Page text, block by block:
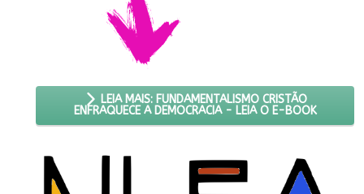
LEIA MAIS: FUNDAMENTALISMO CRISTÃO
ENFRAQUECE A DEMOCRACIA - LEIA O E-BOOK